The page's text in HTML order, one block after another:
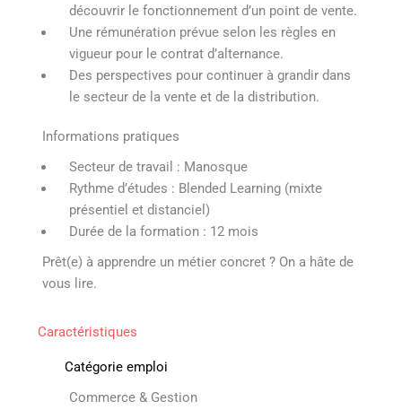
découvrir le fonctionnement d’un point de vente.
Une rémunération prévue selon les règles en
vigueur pour le contrat d’alternance.
Des perspectives pour continuer à grandir dans
le secteur de la vente et de la distribution.
Informations pratiques
Secteur de travail : Manosque
Rythme d’études : Blended Learning (mixte
présentiel et distanciel)
Durée de la formation : 12 mois
Prêt(e) à apprendre un métier concret ? On a hâte de
vous lire.
Caractéristiques
Catégorie emploi
Commerce & Gestion